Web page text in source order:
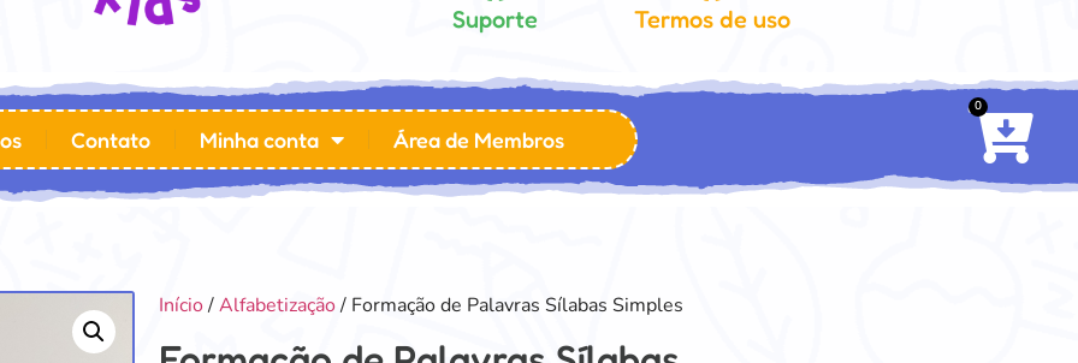
Suporte Termos de uso
Contato Minha conta Área de Membros
0
Início/Alfabetização/ Formação de Palavras Sílabas Simples